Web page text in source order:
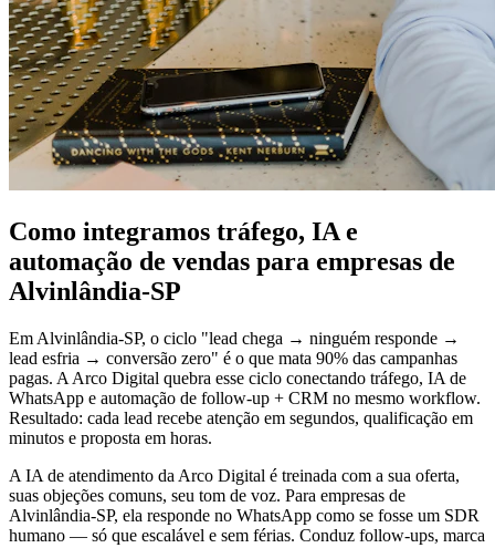
Como integramos tráfego, IA e
automação de vendas para empresas de
Alvinlândia-SP
Em Alvinlândia-SP, o ciclo "lead chega → ninguém responde →
lead esfria → conversão zero" é o que mata 90% das campanhas
pagas. A Arco Digital quebra esse ciclo conectando tráfego, IA de
WhatsApp e automação de follow-up + CRM no mesmo workflow.
Resultado: cada lead recebe atenção em segundos, qualificação em
minutos e proposta em horas.
A IA de atendimento da Arco Digital é treinada com a sua oferta,
suas objeções comuns, seu tom de voz. Para empresas de
Alvinlândia-SP, ela responde no WhatsApp como se fosse um SDR
humano — só que escalável e sem férias. Conduz follow-ups, marca